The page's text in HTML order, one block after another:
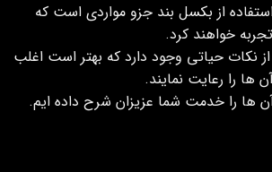
از بکسل بند جزو مواردی است که
خواهند کرد.
نکات حیاتی وجود دارد که بهتر است اغلب
ها را رعایت نمایند.
ها را خدمت شما عزیزان شرح داده ایم.